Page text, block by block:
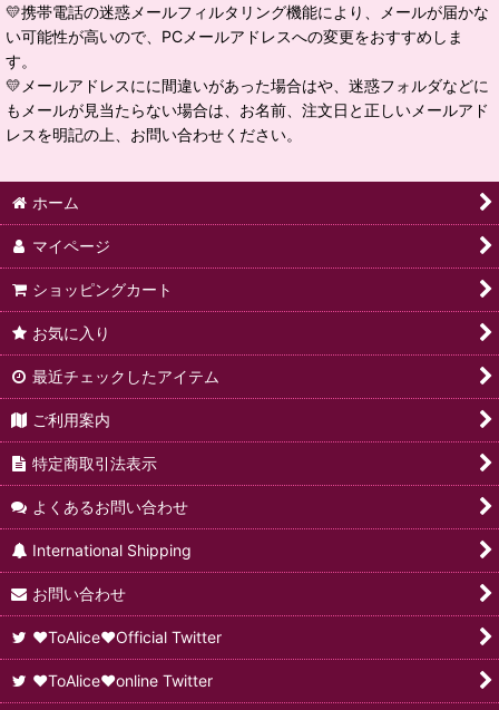
💛携帯電話の迷惑メールフィルタリング機能により、メールが届かな
い可能性が高いので、PCメールアドレスへの変更をおすすめしま
す。
💛メールアドレスにに間違いがあった場合はや、迷惑フォルダなどに
もメールが見当たらない場合は、お名前、注文日と正しいメールアド
レスを明記の上、お問い合わせください。
ホーム
マイページ
ショッピングカート
お気に入り
最近チェックしたアイテム
ご利用案内
特定商取引法表示
よくあるお問い合わせ
International Shipping
お問い合わせ
♥ToAlice♥Official Twitter
♥ToAlice♥online Twitter